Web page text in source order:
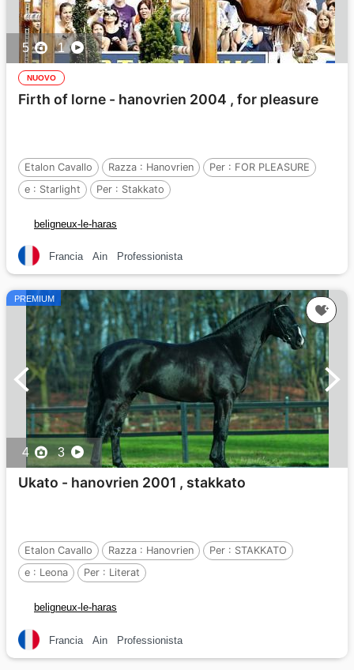
5 1
NUOVO
Firth of lorne - hanovrien 2004 , for pleasure
Etalon Cavallo Razza : Hanovrien Per : FOR PLEASURE
e : Starlight Per : Stakkato
beligneux-le-haras
Francia Ain Professionista
PREMIUM
4 3
Ukato - hanovrien 2001 , stakkato
Etalon Cavallo Razza : Hanovrien Per : STAKKATO
e : Leona Per : Literat
beligneux-le-haras
Francia Ain Professionista